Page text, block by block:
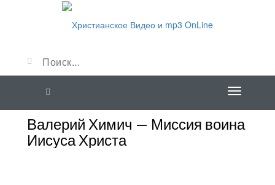
Валерий Химич — Миссия воина
Иисуса Христа